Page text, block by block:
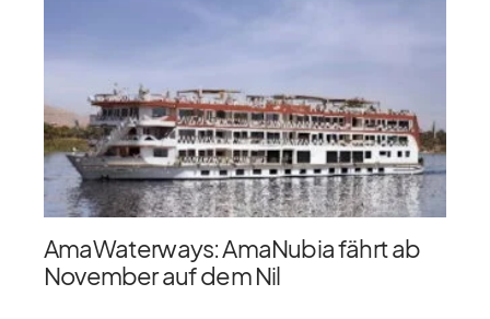
AmaWaterways: AmaNubia fährt ab
November auf dem Nil